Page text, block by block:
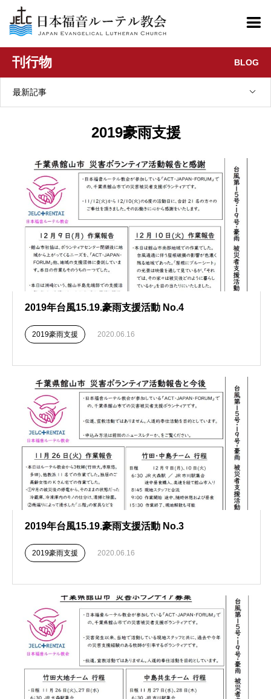
刊行物 BLOG
最新記事
2019豪雨支援
2019年台風15.19.豪雨支援活動 No.4
2019豪雨支援 2020.06.16
2019年台風15.19.豪雨支援活動 No.3
2019豪雨支援 2020.06.16